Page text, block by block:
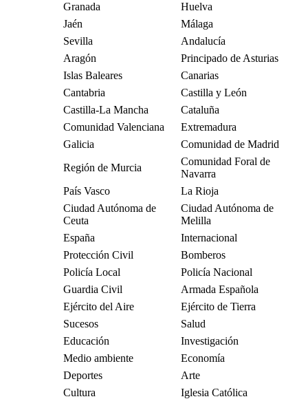
Granada
Huelva
Jaén
Málaga
Sevilla
Andalucía
Aragón
Principado de Asturias
Islas Baleares
Canarias
Cantabria
Castilla y León
Castilla-La Mancha
Cataluña
Comunidad Valenciana
Extremadura
Galicia
Comunidad de Madrid
Región de Murcia
Comunidad Foral de
Navarra
País Vasco
La Rioja
Ciudad Autónoma de
Ceuta
Ciudad Autónoma de
Melilla
España
Internacional
Protección Civil
Bomberos
Policía Local
Policía Nacional
Guardia Civil
Armada Española
Ejército del Aire
Ejército de Tierra
Sucesos
Salud
Educación
Investigación
Medio ambiente
Economía
Deportes
Arte
Cultura
Iglesia Católica